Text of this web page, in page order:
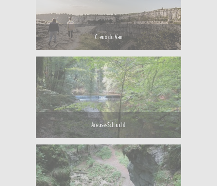
Creux du Van
Areuse-Schlucht